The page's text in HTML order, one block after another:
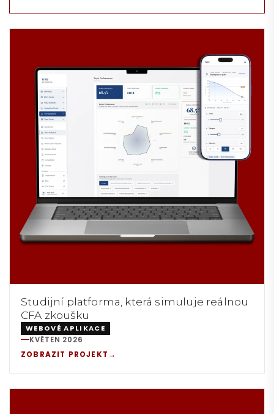
Studijní platforma, která simuluje reálnou
CFA zkoušku
WEBOVÉ APLIKACE
REALIZACE:
KVĚTEN 2026
ZOBRAZIT PROJEKT →